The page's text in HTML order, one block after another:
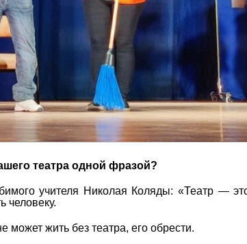
театра одной фразой?
учителя Николая Коляды: «Театр —
человеку.
может жить без театра, его обрести.